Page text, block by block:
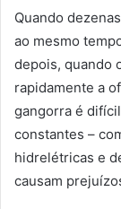
Quando
ao mesmo
depois, quando
rapidamente a
gangorra é
constantes –
hidrelétricas e
causam